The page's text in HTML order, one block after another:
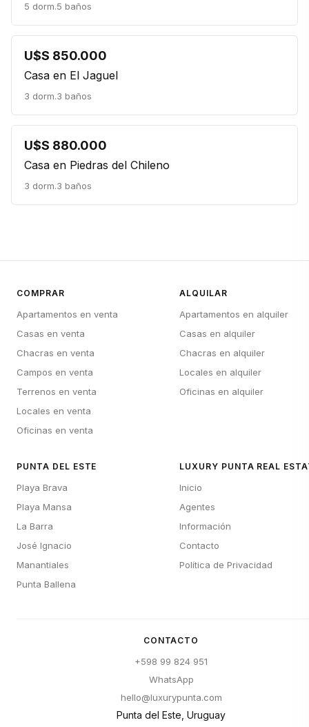
5 dorm.5 baños
U$S 850.000
Casa en El Jaguel
3 dorm.3 baños
U$S 880.000
Casa en Piedras del Chileno
3 dorm.3 baños
COMPRAR
Apartamentos en venta
Casas en venta
Chacras en venta
Campos en venta
Terrenos en venta
Locales en venta
Oficinas en venta
ALQUILAR
Apartamentos en alquiler
Casas en alquiler
Chacras en alquiler
Locales en alquiler
Oficinas en alquiler
PUNTA DEL ESTE
Playa Brava
Playa Mansa
La Barra
José Ignacio
Manantiales
Punta Ballena
LUXURY PUNTA REAL
Inicio
Agentes
Información
Contacto
Política de Privacidad
CONTACTO
+598 99 824 951
WhatsApp
hello@luxurypunta.com
Punta del Este, Uruguay